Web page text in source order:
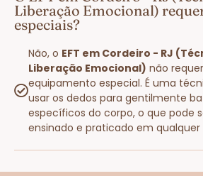
Liberação Emocional)
especiais?
Não, o EFT em Cordeiro - RJ
Liberação Emocional) não
equipamento especial. É uma
usar os dedos para gentilmente
específicos do corpo, o que pode
ensinado e praticado em qualquer